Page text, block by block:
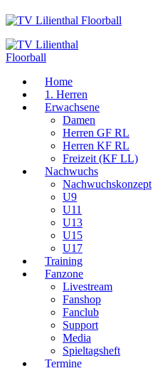
Home
1. Herren
Erwachsene
Damen
Herren GF RL
Herren KF RL
Freizeit (KF LL)
Nachwuchs
Nachwuchskonzept
U9
U11
U13
U15
U17
Training
Fanzone
Livestream
Fanshop
Fanclub
Support
Media
Spieltagsheft
Termine